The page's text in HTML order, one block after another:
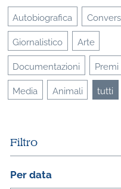
Autobiografica
Giornalistico Arte
Documentazioni Premi
Media Animali tutti
Filtro
Per data